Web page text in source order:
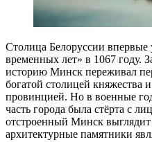
Столица Белоруссии впервые
временных лет» в 1067 году.
историю Минск переживал
богатой столицей княжества
провинцией. Но в военные
часть города была стёрта с
отстроенный Минск
архитектурные памятники